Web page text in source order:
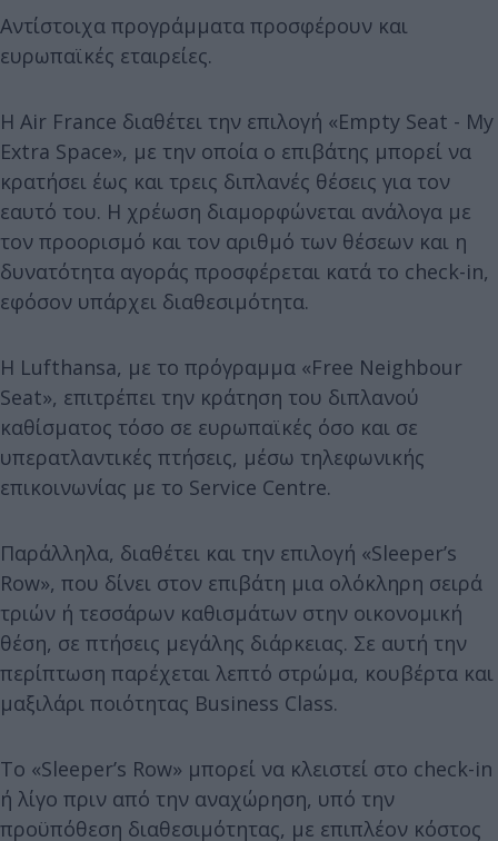
Αντίστοιχα προγράμματα προσφέρουν και
ευρωπαϊκές εταιρείες.
Η Air France διαθέτει την επιλογή «Empty Seat - My
Extra Space», με την οποία ο επιβάτης μπορεί να
κρατήσει έως και τρεις διπλανές θέσεις για τον
εαυτό του. Η χρέωση διαμορφώνεται ανάλογα με
τον προορισμό και τον αριθμό των θέσεων και η
δυνατότητα αγοράς προσφέρεται κατά το check-in,
εφόσον υπάρχει διαθεσιμότητα.
Η Lufthansa, με το πρόγραμμα «Free Neighbour
Seat», επιτρέπει την κράτηση του διπλανού
καθίσματος τόσο σε ευρωπαϊκές όσο και σε
υπερατλαντικές πτήσεις, μέσω τηλεφωνικής
επικοινωνίας με το Service Centre.
Παράλληλα, διαθέτει και την επιλογή «Sleeper’s
Row», που δίνει στον επιβάτη μια ολόκληρη σειρά
τριών ή τεσσάρων καθισμάτων στην οικονομική
θέση, σε πτήσεις μεγάλης διάρκειας. Σε αυτή την
περίπτωση παρέχεται λεπτό στρώμα, κουβέρτα και
μαξιλάρι ποιότητας Business Class.
Το «Sleeper’s Row» μπορεί να κλειστεί στο check-in
ή λίγο πριν από την αναχώρηση, υπό την
προϋπόθεση διαθεσιμότητας, με επιπλέον κόστος